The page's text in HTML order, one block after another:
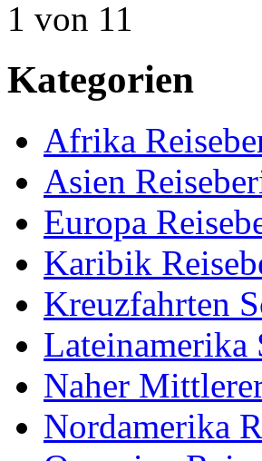
1 von 11
Kategorien
Afrika
Asien
Europa
Karibik
Kreuzfahrten
Lateinamerika
Naher
Nordamerika